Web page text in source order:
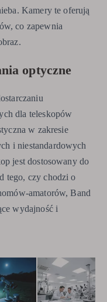
Kamery te oferują
co zapewnia
optyczne
dla teleskopów
w zakresie
i niestandardowych
jest dostosowany do
tego, czy chodzi o
amatorów, Band
wydajność i